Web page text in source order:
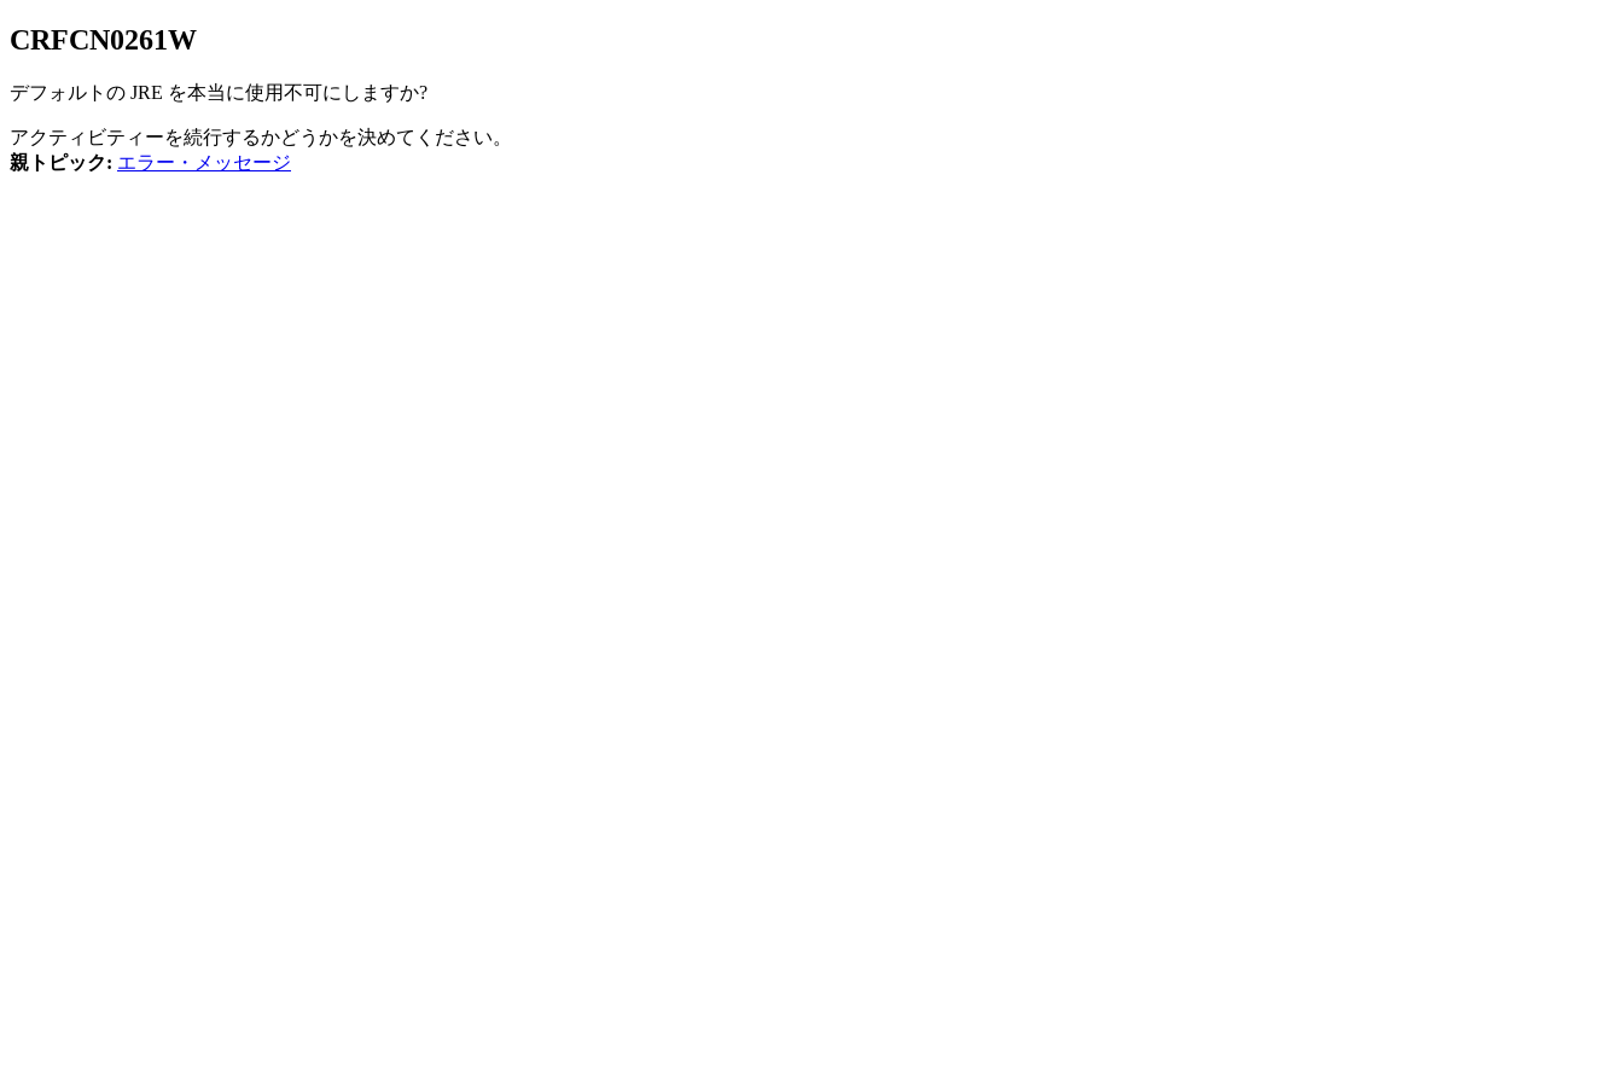
CRFCN0261W
デフォルトの JRE を本当に使用不可にしますか?
アクティビティーを続行するかどうかを決めてください。
親トピック: エラー・メッセージ